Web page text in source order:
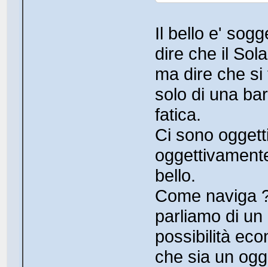
Il bello e'
dire che il
ma dire che
solo di una
fatica.
Ci sono
bello.
Come naviga
parliamo di
possibilità
che sia un